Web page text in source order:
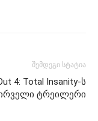
შემდეგი სტატია
4: Total Insanity-ს
ტრეილერი